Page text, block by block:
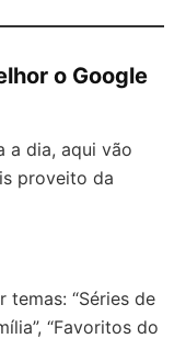
o Google
a dia, aqui vão
proveito da
temas: “Séries de
“Favoritos do